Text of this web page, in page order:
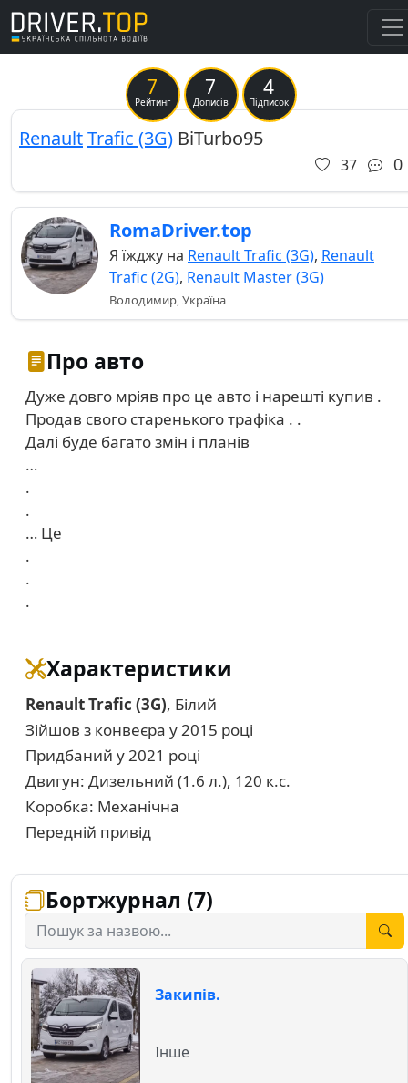
7
Рейтинг
7
Дописів
4
Підписок
RenaultTrafic (3G) BiTurbo95
37 0
RomaDriver.top
Я їжджу на Renault Trafic (3G), Renault
Trafic (2G), Renault Master (3G)
Володимир, Україна
Про авто
Дуже довго мріяв про це авто і нарешті купив .
Продав свого старенького трафіка . .
Далі буде багато змін і планів
…
.
.
… Це
.
.
.
Характеристики
Renault Trafic (3G), Білий
Зійшов з конвеєра у 2015 році
Придбаний у 2021 році
Двигун: Дизельний (1.6 л.), 120 к.с.
Коробка: Механічна
Передній привід
Бортжурнал (7)
Закипів.
Інше